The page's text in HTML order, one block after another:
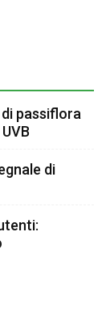
passiflora
di